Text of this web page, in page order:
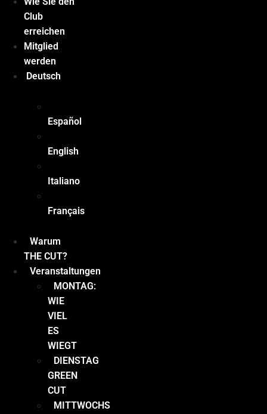
Club
erreichen
Mitglied
werden
Deutsch
Español
English
Italiano
Français
Warum
THE CUT?
Veranstaltungen
MONTAG:
WIE
VIEL
ES
WIEGT
DIENSTAG
GREEN
CUT
MITTWOCHS